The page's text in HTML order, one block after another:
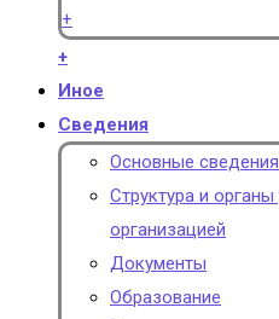
+
+
Иное
Сведения
Основные сведения
Структура и
организацией
Документы
Образование